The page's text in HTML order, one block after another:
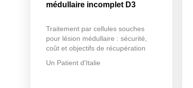
médullaire incomplet D3
Traitement par cellules souches
pour lésion médullaire : sécurité,
coût et objectifs de récupération
Un Patient d'Italie